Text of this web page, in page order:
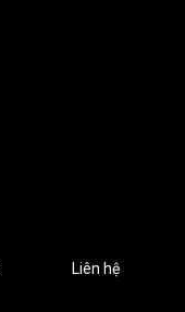
Liên hệ